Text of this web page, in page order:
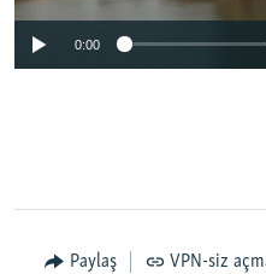
0:00
Paylaş VPN-siz